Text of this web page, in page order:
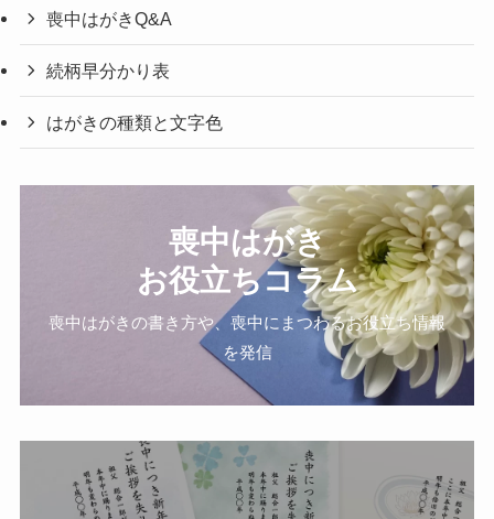
喪中はがきQ&A
続柄早分かり表
はがきの種類と文字色
喪中はがき
お役立ちコラム
喪中はがきの書き方や、喪中にまつわるお役立ち情報
を発信